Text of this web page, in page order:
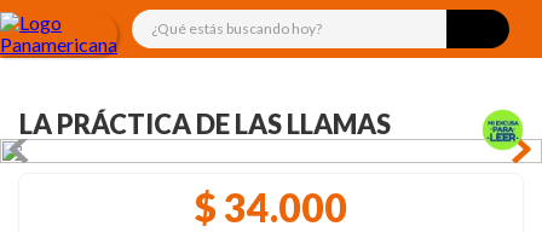
¿Qué estás buscando hoy?
LA PRÁCTICA DE LAS LLAMAS
$ 34.000